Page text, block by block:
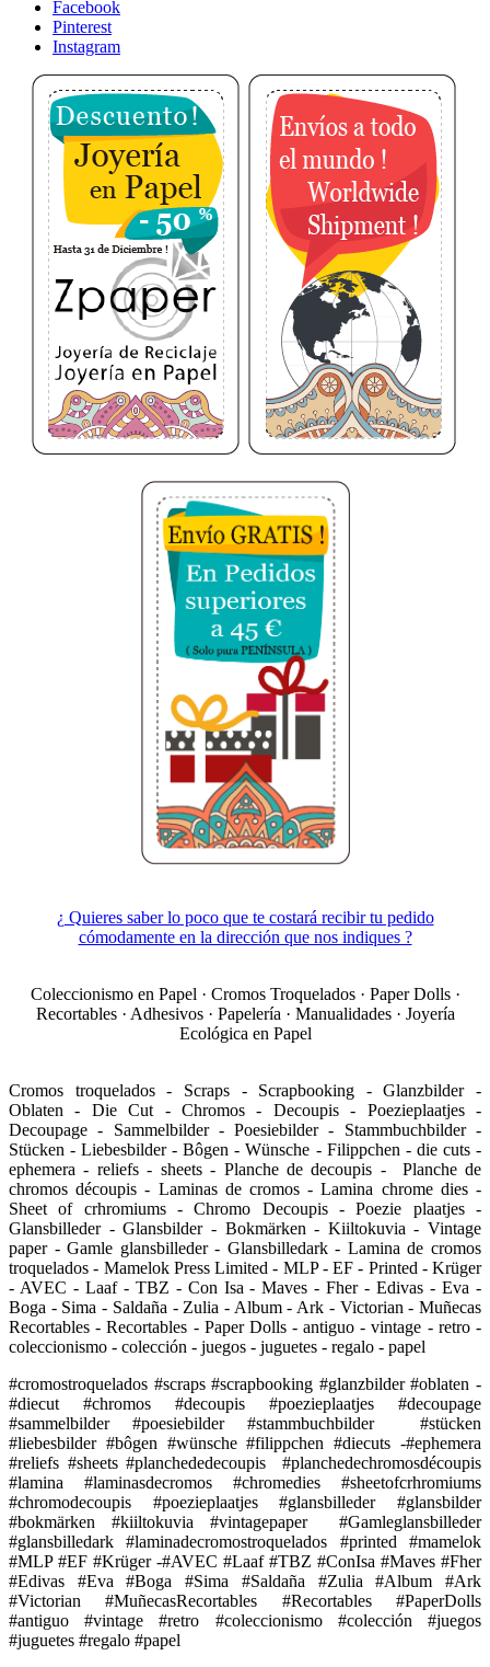
Facebook
Pinterest
Instagram
¿ Quieres saber lo poco que te costará recibir tu pedido
cómodamente en la dirección que nos indiques ?
Coleccionismo en Papel · Cromos Troquelados · Paper Dolls ·
Recortables · Adhesivos · Papelería · Manualidades · Joyería
Ecológica en Papel
Cromos troquelados - Scraps - Scrapbooking - Glanzbilder -
Oblaten - Die Cut - Chromos - Decoupis - Poezieplaatjes -
Decoupage - Sammelbilder - Poesiebilder - Stammbuchbilder -
Stücken - Liebesbilder - Bôgen - Wünsche - Filippchen - die cuts -
ephemera - reliefs - sheets - Planche de decoupis - Planche de
chromos découpis - Laminas de cromos - Lamina chrome dies -
Sheet of crhromiums - Chromo Decoupis - Poezie plaatjes -
Glansbilleder - Glansbilder - Bokmärken - Kiiltokuvia - Vintage
paper - Gamle glansbilleder - Glansbilledark - Lamina de cromos
troquelados - Mamelok Press Limited - MLP - EF - Printed - Krüger
- AVEC - Laaf - TBZ - Con Isa - Maves - Fher - Edivas - Eva -
Boga - Sima - Saldaña - Zulia - Album - Ark - Victorian - Muñecas
Recortables - Recortables - Paper Dolls - antiguo - vintage - retro -
coleccionismo - colección - juegos - juguetes - regalo - papel
#cromostroquelados #scraps #scrapbooking #glanzbilder #oblaten -
#diecut #chromos #decoupis #poezieplaatjes #decoupage
#sammelbilder #poesiebilder #stammbuchbilder #stücken
#liebesbilder #bôgen #wünsche #filippchen #diecuts -#ephemera
#reliefs #sheets #planchededecoupis #planchedechromosdécoupis
#lamina #laminasdecromos #chromedies #sheetofcrhromiums
#chromodecoupis #poezieplaatjes #glansbilleder #glansbilder
#bokmärken #kiiltokuvia #vintagepaper #Gamleglansbilleder
#glansbilledark #laminadecromostroquelados #printed #mamelok
#MLP #EF #Krüger -#AVEC #Laaf #TBZ #ConIsa #Maves #Fher
#Edivas #Eva #Boga #Sima #Saldaña #Zulia #Album #Ark
#Victorian #MuñecasRecortables #Recortables #PaperDolls
#antiguo #vintage #retro #coleccionismo #colección #juegos
#juguetes #regalo #papel